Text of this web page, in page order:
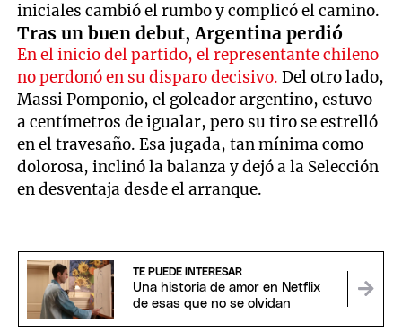
iniciales cambió el rumbo y complicó el camino.
Tras un buen debut, Argentina perdió
En el inicio del partido, el representante chileno
no perdonó en su disparo decisivo. Del otro lado,
Massi Pomponio, el goleador argentino, estuvo
a centímetros de igualar, pero su tiro se estrelló
en el travesaño. Esa jugada, tan mínima como
dolorosa, inclinó la balanza y dejó a la Selección
en desventaja desde el arranque.
TE PUEDE INTERESAR
Una historia de amor en Netflix
de esas que no se olvidan